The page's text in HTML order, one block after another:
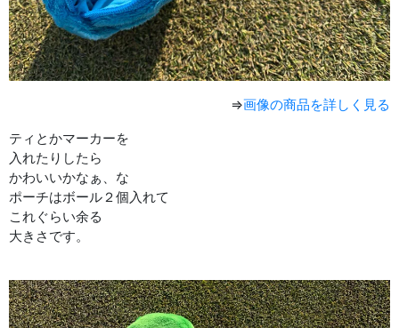
⇒画像の商品を詳しく見る
ティとかマーカーを
入れたりしたら
かわいいかなぁ、な
ポーチはボール２個入れて
これぐらい余る
大きさです。